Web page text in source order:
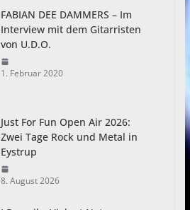
FABIAN DEE DAMMERS – Im
Interview mit dem Gitarristen
von U.D.O.
1. Februar 2020
Just For Fun Open Air 2026:
Zwei Tage Rock und Metal in
Eystrup
8. August 2026